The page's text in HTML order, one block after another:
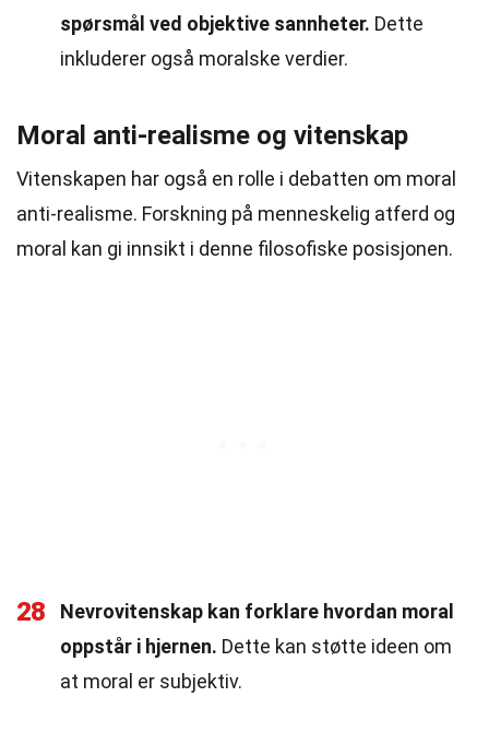
spørsmål ved objektive sannheter. Dette
inkluderer også moralske verdier.
Moral anti-realisme og vitenskap
Vitenskapen har også en rolle i debatten om moral
anti-realisme. Forskning på menneskelig atferd og
moral kan gi innsikt i denne filosofiske posisjonen.
28
Nevrovitenskap kan forklare hvordan moral
oppstår i hjernen. Dette kan støtte ideen om
at moral er subjektiv.